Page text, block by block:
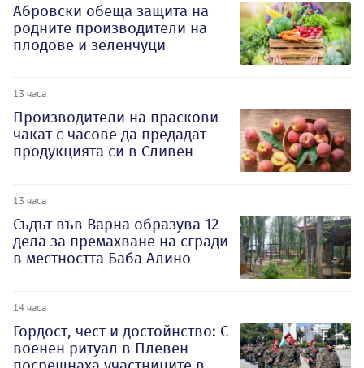
Абровски обеща защита на
родните производители на
плодове и зеленчуци
13 часа
Производители на праскови
чакат с часове да предадат
продукцията си в Сливен
13 часа
Съдът във Варна образува 12
дела за премахване на сгради
в местността Баба Алино
14 часа
Гордост, чест и достойнство: С
военен ритуал в Плевен